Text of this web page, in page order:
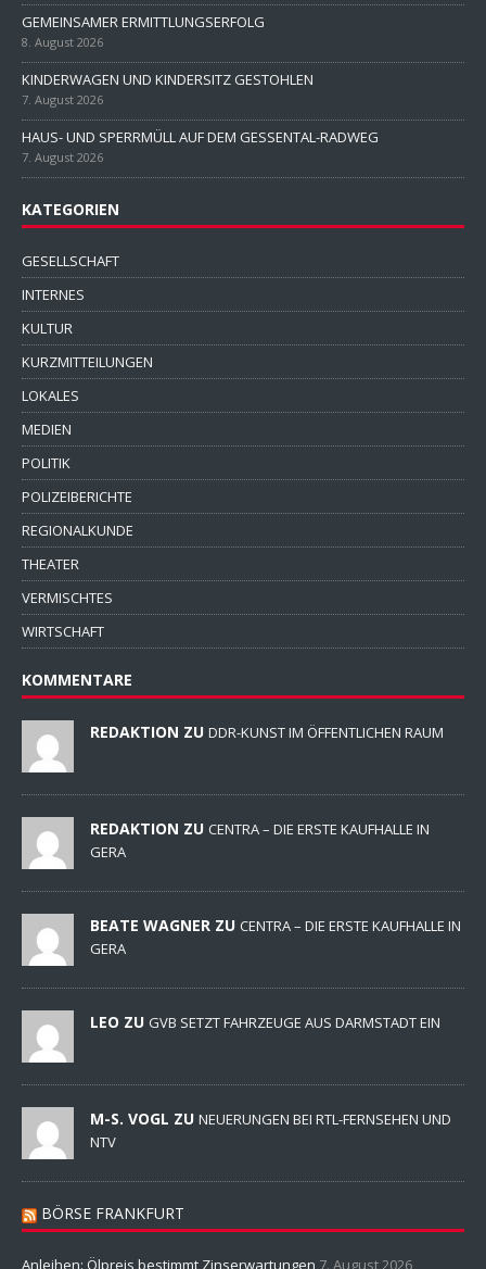
GEMEINSAMER ERMITTLUNGSERFOLG
8. August 2026
KINDERWAGEN UND KINDERSITZ GESTOHLEN
7. August 2026
HAUS- UND SPERRMÜLL AUF DEM GESSENTAL-RADWEG
7. August 2026
KATEGORIEN
GESELLSCHAFT
INTERNES
KULTUR
KURZMITTEILUNGEN
LOKALES
MEDIEN
POLITIK
POLIZEIBERICHTE
REGIONALKUNDE
THEATER
VERMISCHTES
WIRTSCHAFT
KOMMENTARE
REDAKTION ZU DDR-KUNST IM ÖFFENTLICHEN RAUM
REDAKTION ZU CENTRA – DIE ERSTE KAUFHALLE IN
GERA
BEATE WAGNER ZU CENTRA – DIE ERSTE KAUFHALLE IN
GERA
LEO ZU GVB SETZT FAHRZEUGE AUS DARMSTADT EIN
M-S. VOGL ZU NEUERUNGEN BEI RTL-FERNSEHEN UND
NTV
BÖRSE FRANKFURT
Anleihen: Ölpreis bestimmt Zinserwartungen 7. August 2026